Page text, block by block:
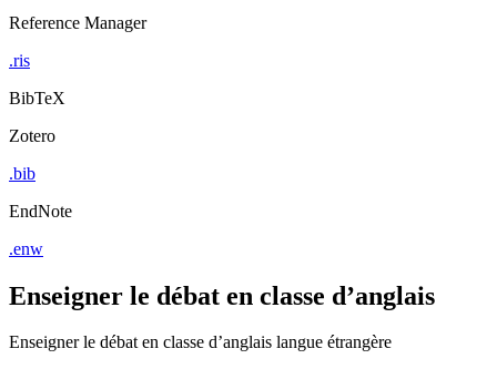
Reference Manager
.ris
BibTeX
Zotero
.bib
EndNote
.enw
Enseigner le débat en classe d’anglais
Enseigner le débat en classe d’anglais langue étrangère